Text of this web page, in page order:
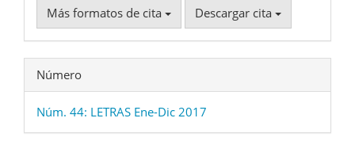
Más formatos de cita Descargar cita
Número
Núm. 44: LETRAS Ene-Dic 2017